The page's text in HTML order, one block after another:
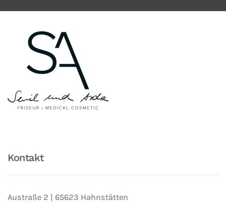
Kontakt
Austraße 2 | 65623 Hahnstätten